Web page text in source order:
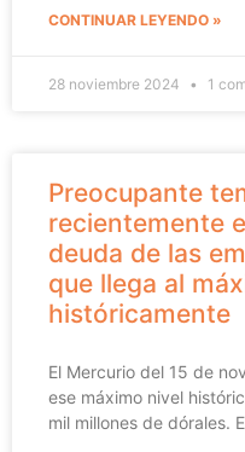
CONTINUAR LEYENDO »
28 noviembre 2024 1
Preocupante
recientemente
deuda de las
que llega al
históricamente
El Mercurio del 15 de
ese máximo nivel
mil millones de dórales.